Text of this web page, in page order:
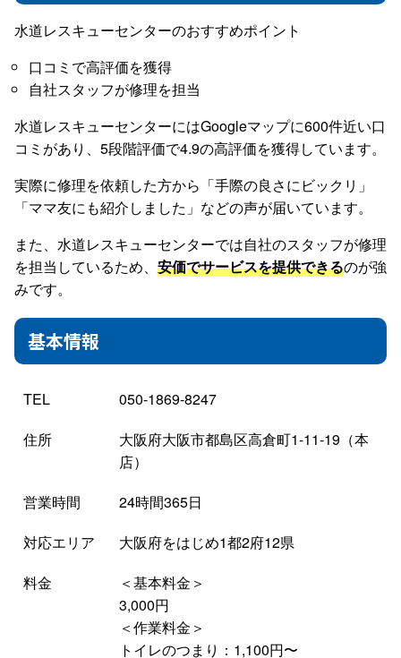
水道レスキューセンターのおすすめポイント
口コミで高評価を獲得
自社スタッフが修理を担当
水道レスキューセンターにはGoogleマップに600件近い口
コミがあり、5段階評価で4.9の高評価を獲得しています。
実際に修理を依頼した方から「手際の良さにビックリ」
「ママ友にも紹介しました」などの声が届いています。
また、水道レスキューセンターでは自社のスタッフが修理
を担当しているため、 安価でサービスを提供できるのが強
みです。
基本情報
TEL
050-1869-8247
住所
大阪府大阪市都島区高倉町1-11-19（本
店）
営業時間
24時間365日
対応エリア
大阪府をはじめ1都2府12県
料金
＜基本料金＞
3,000円
＜作業料金＞
トイレのつまり：1,100円〜